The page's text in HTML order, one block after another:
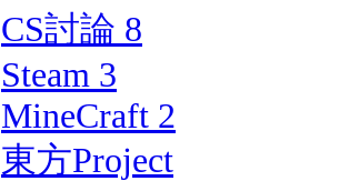
CS討論 8
Steam 3
MineCraft 2
東方Project